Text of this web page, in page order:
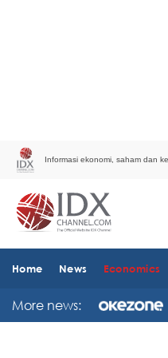
Informasi ekonomi, saham dan
Home News Economics
More news: